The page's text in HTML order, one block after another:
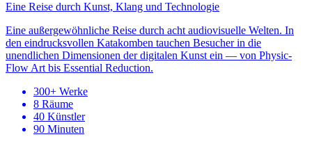
Eine Reise durch Kunst, Klang und Technologie
Eine außergewöhnliche Reise durch acht audiovisuelle Welten. In
den eindrucksvollen Katakomben tauchen Besucher in die
unendlichen Dimensionen der digitalen Kunst ein — von Physic-
Flow Art bis Essential Reduction.
300+ Werke
8 Räume
40 Künstler
90 Minuten